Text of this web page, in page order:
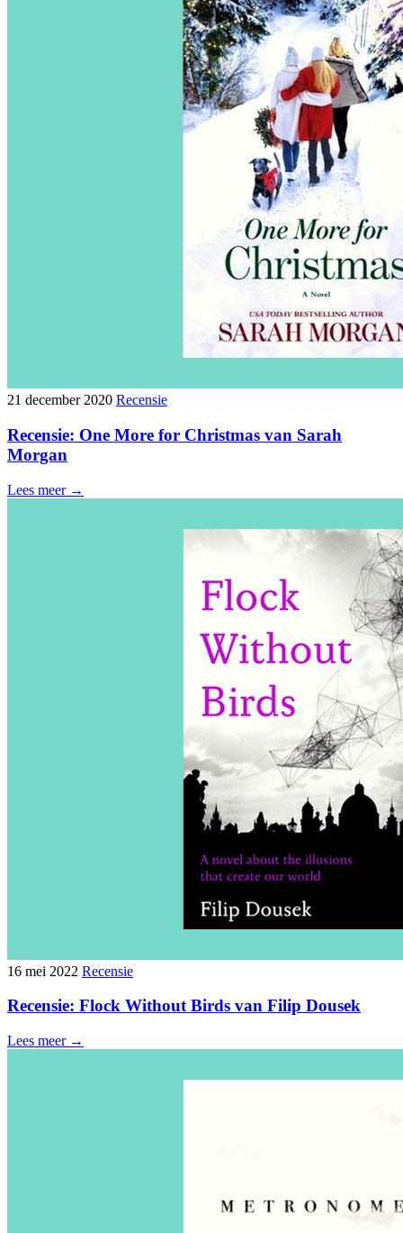
21 december 2020 Recensie
Recensie: One More for Christmas van Sarah
Morgan
Lees meer →
16 mei 2022 Recensie
Recensie: Flock Without Birds van Filip Dousek
Lees meer →